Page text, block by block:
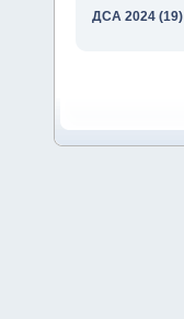
ДСА 2024 (19)